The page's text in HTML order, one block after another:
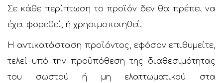
Σε κάθε περίπτωση το προϊόν δεν θα πρέπει να
έχει φορεθεί, ή χρησιμοποιηθεί.
Η αντικατάσταση προϊόντος, εφόσον επιθυμείτε,
τελεί υπό την προϋπόθεση της διαθεσιμότητας
του σωστού ή μη ελαττωματικού στα